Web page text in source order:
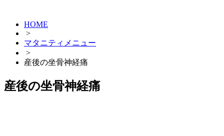
HOME
>
マタニティメニュー
>
産後の坐骨神経痛
産後の坐骨神経痛